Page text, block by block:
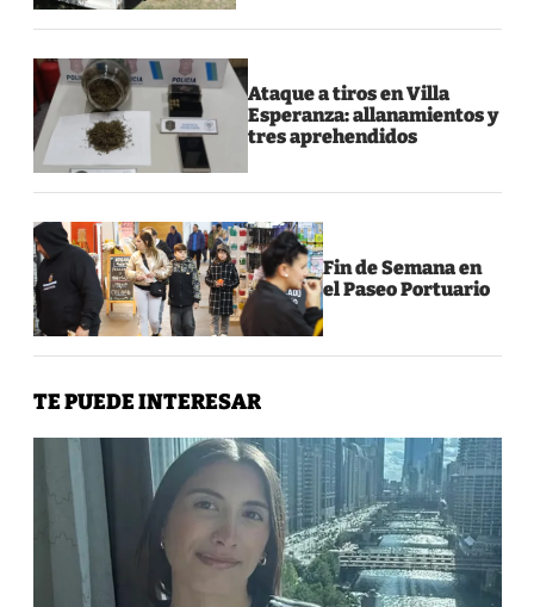
Ataque a tiros en Villa
Esperanza: allanamientos y
tres aprehendidos
Fin de Semana en
el Paseo Portuario
TE PUEDE INTERESAR